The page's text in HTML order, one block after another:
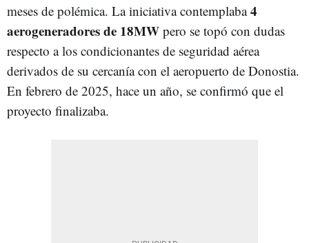
meses de polémica. La iniciativa contemplaba4
aerogeneradores de 18MW pero se topó con dudas
respecto a los condicionantes de seguridad aérea
derivados de su cercanía con el aeropuerto de Donostia.
En febrero de 2025, hace un año, se confirmó que el
proyecto finalizaba.